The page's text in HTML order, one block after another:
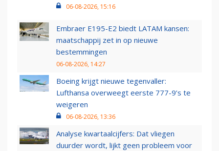
06-08-2026, 15:16
Embraer E195-E2 biedt LATAM kansen:
maatschappij zet in op nieuwe
bestemmingen
06-08-2026, 14:27
Boeing krijgt nieuwe tegenvaller:
Lufthansa overweegt eerste 777-9’s te
weigeren
06-08-2026, 13:36
Analyse kwartaalcijfers: Dat vliegen
duurder wordt, lijkt geen probleem voor